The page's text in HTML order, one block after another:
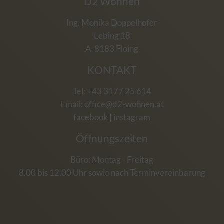
Ing. Monika Doppelhofer
Lebing 18
A-8183 Floing
KONTAKT
Tel: +43 3177 25 614
Email: office@d2-wohnen.at
facebook | instagram
Öffnungszeiten
Büro: Montag - Freitag
8.00 bis 12.00 Uhr sowie nach Terminvereinbarung